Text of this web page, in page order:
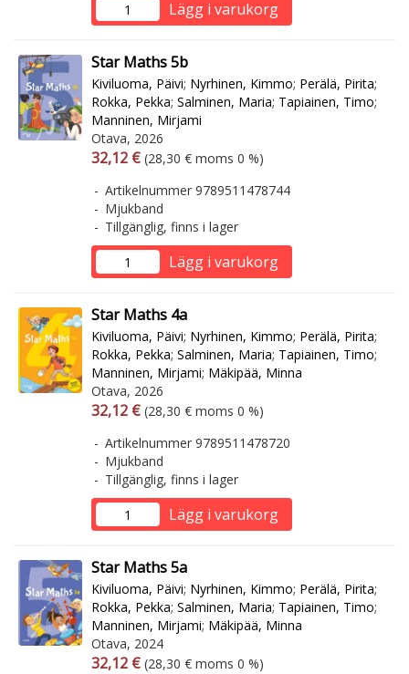
Lägg i varukorg
Star Maths 5b
Kiviluoma, Päivi; Nyrhinen, Kimmo; Perälä, Pirita;
Rokka, Pekka; Salminen, Maria; Tapiainen, Timo;
Manninen, Mirjami
Otava, 2026
Arvonlisäverollinen hinta
32,12 € Arvonlisäveroton hinta
(28,30 € moms 0 %)
Artikelnummer 9789511478744
Mjukband
Tillgänglig, finns i lager
Lägg i varukorg
Star Maths 4a
Kiviluoma, Päivi; Nyrhinen, Kimmo; Perälä, Pirita;
Rokka, Pekka; Salminen, Maria; Tapiainen, Timo;
Manninen, Mirjami; Mäkipää, Minna
Otava, 2026
Arvonlisäverollinen hinta
32,12 € Arvonlisäveroton hinta
(28,30 € moms 0 %)
Artikelnummer 9789511478720
Mjukband
Tillgänglig, finns i lager
Lägg i varukorg
Star Maths 5a
Kiviluoma, Päivi; Nyrhinen, Kimmo; Perälä, Pirita;
Rokka, Pekka; Salminen, Maria; Tapiainen, Timo;
Manninen, Mirjami; Mäkipää, Minna
Otava, 2024
Arvonlisäverollinen hinta
32,12 € Arvonlisäveroton hinta
(28,30 € moms 0 %)